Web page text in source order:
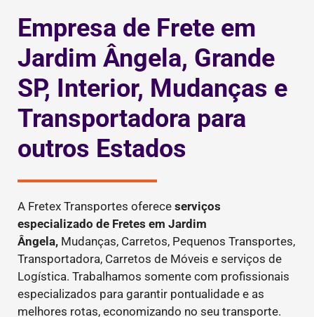
Empresa de Frete em
Jardim Ângela, Grande
SP, Interior, Mudanças e
Transportadora para
outros Estados
A Fretex Transportes oferece serviços
especializado de Fretes em Jardim
Ângela, Mudanças, Carretos, Pequenos Transportes,
Transportadora, Carretos de Móveis e serviços de
Logística. Trabalhamos somente com profissionais
especializados para garantir pontualidade e as
melhores rotas, economizando no seu transporte.